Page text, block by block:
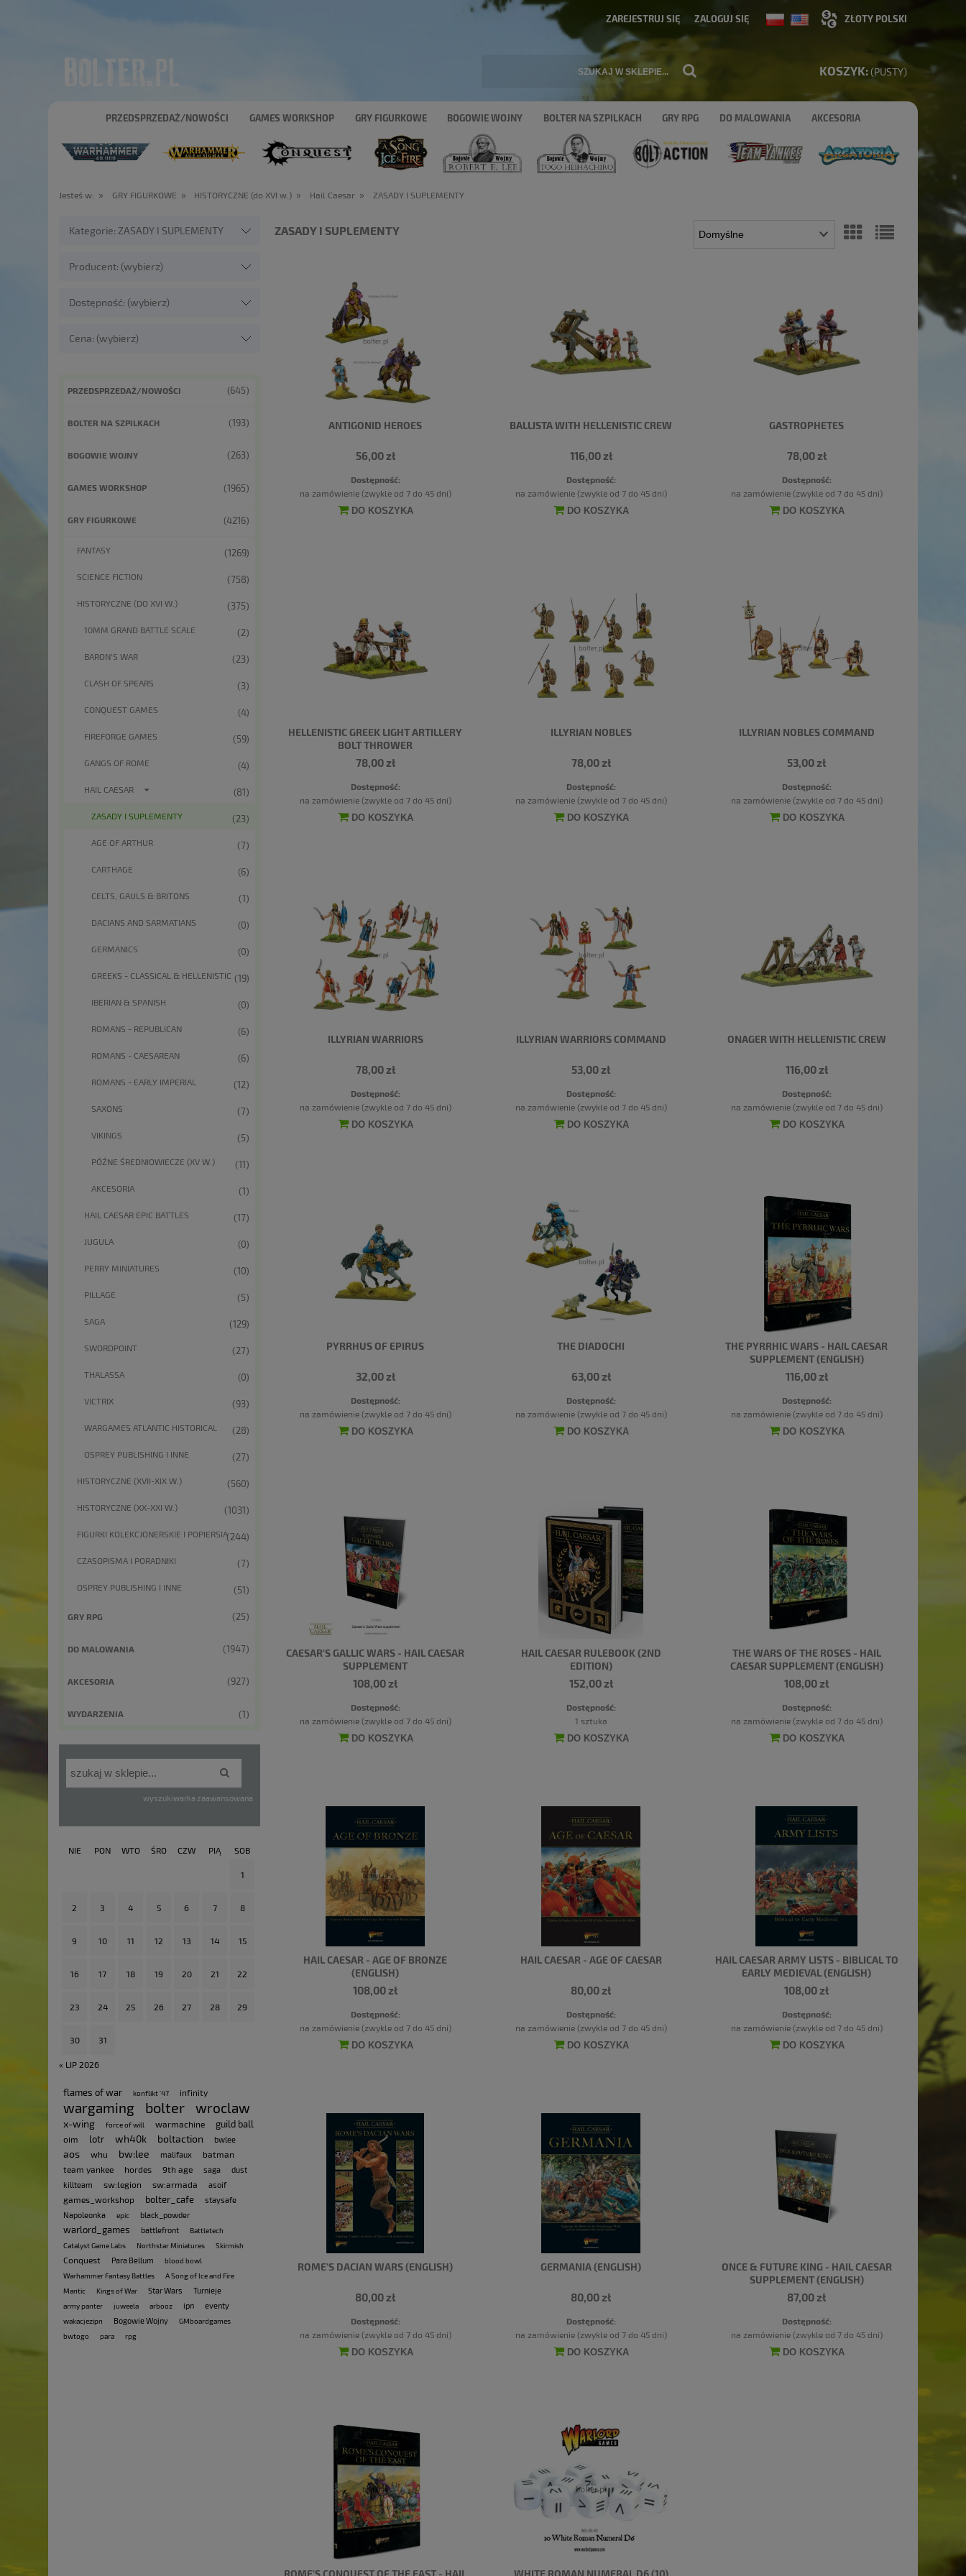
ZAREJESTRUJ SIĘ ZALOGUJ SIĘ
KOSZYK:(PUSTY)
PRZEDSPRZEDAŻ/NOWOŚCI GAMES WORKSHOP GRY FIGURKOWE BOGOWIE WOJNY BOLTER NA SZPILKACH GRY RPG DO MALOWANIA AKCESORIA
Jesteś w: » GRY FIGURKOWE » HISTORYCZNE (do XVI w.) » Hail Caesar » ZASADY I SUPLEMENTY
Kategorie: ZASADY I SUPLEMENTY
Producent: (wybierz)
Dostępność: (wybierz)
Cena: (wybierz)
PRZEDSPRZEDAŻ/NOWOŚCI (645)
BOLTER NA SZPILKACH (193)
BOGOWIE WOJNY (263)
GAMES WORKSHOP (1965)
GRY FIGURKOWE (4216)
FANTASY (1269)
SCIENCE FICTION (758)
HISTORYCZNE (DO XVI W.) (375)
10MM GRAND BATTLE SCALE (2)
BARON'S WAR (23)
CLASH OF SPEARS (3)
CONQUEST GAMES (4)
FIREFORGE GAMES (59)
GANGS OF ROME (4)
HAIL CAESAR (81)
ZASADY I SUPLEMENTY (23)
AGE OF ARTHUR (7)
CARTHAGE (6)
CELTS, GAULS & BRITONS (1)
DACIANS AND SARMATIANS (0)
GERMANICS (0)
GREEKS - CLASSICAL & HELLENISTIC (19)
IBERIAN & SPANISH (0)
ROMANS - REPUBLICAN (6)
ROMANS - CAESAREAN (6)
ROMANS - EARLY IMPERIAL (12)
SAXONS (7)
VIKINGS (5)
PÓŹNE ŚREDNIOWIECZE (XV W.) (11)
AKCESORIA (1)
HAIL CAESAR EPIC BATTLES (17)
JUGULA (0)
PERRY MINIATURES (10)
PILLAGE (5)
SAGA (129)
SWORDPOINT (27)
THALASSA (0)
VICTRIX (93)
WARGAMES ATLANTIC HISTORICAL (28)
OSPREY PUBLISHING I INNE (27)
HISTORYCZNE (XVII-XIX W.) (560)
HISTORYCZNE (XX-XXI W.) (1031)
FIGURKI KOLEKCJONERSKIE I POPIERSIA(244)
CZASOPISMA I PORADNIKI (7)
OSPREY PUBLISHING I INNE (51)
GRY RPG (25)
DO MALOWANIA (1947)
AKCESORIA (927)
WYDARZENIA (1)
wyszukiwarka zaawansowana
NIE PON WTO ŚRO CZW PIĄ SOB
1
2 3 4 5 6 7 8
9 10 11 12 13 14 15
16 17 18 19 20 21 22
23 24 25 26 27 28 29
30 31
« LIP 2026
flames of war konflikt '47 infinity
wargaming bolter wroclaw
x-wing force of will warmachine guild ball
oim lotr wh40k boltaction bwlee
aos whu bw:lee malifaux
batman
team yankee
hordes 9th age saga
dust
killteam
sw:legion sw:armada asoif
games_workshop bolter_cafe
staysafe
Napoleonka
epic black_powder
warlord_games battlefront
Battletech
Catalyst Game Labs
Northstar Miniatures Skirmish
Conquest Para Bellum
blood bowl
Warhammer Fantasy Battles
A Song of Ice and Fire
Mantic
Kings of War Star Wars Turnieje
army panter juweela arbooz ipn eventy
wakacjezipn Bogowie Wojny
GMboardgames
bwtogo
para rpg
ZASADY I SUPLEMENTY
ANTIGONID HEROES
56,00 zł
Dostępność:
na zamówienie (zwykle od 7 do 45 dni)
DO KOSZYKA
BALLISTA WITH HELLENISTIC CREW
116,00 zł
Dostępność:
na zamówienie (zwykle od 7 do 45 dni)
DO KOSZYKA
GASTROPHETES
78,00 zł
Dostępność:
na zamówienie (zwykle od 7 do 45 dni)
DO KOSZYKA
HELLENISTIC GREEK LIGHT ARTILLERY
BOLT THROWER
78,00 zł
Dostępność:
na zamówienie (zwykle od 7 do 45 dni)
DO KOSZYKA
ILLYRIAN NOBLES
78,00 zł
Dostępność:
na zamówienie (zwykle od 7 do 45 dni)
DO KOSZYKA
ILLYRIAN NOBLES COMMAND
53,00 zł
Dostępność:
na zamówienie (zwykle od 7 do 45 dni)
DO KOSZYKA
ILLYRIAN WARRIORS
78,00 zł
Dostępność:
na zamówienie (zwykle od 7 do 45 dni)
DO KOSZYKA
ILLYRIAN WARRIORS COMMAND
53,00 zł
Dostępność:
na zamówienie (zwykle od 7 do 45 dni)
DO KOSZYKA
ONAGER WITH HELLENISTIC CREW
116,00 zł
Dostępność:
na zamówienie (zwykle od 7 do 45 dni)
DO KOSZYKA
PYRRHUS OF EPIRUS
32,00 zł
Dostępność:
na zamówienie (zwykle od 7 do 45 dni)
DO KOSZYKA
THE DIADOCHI
63,00 zł
Dostępność:
na zamówienie (zwykle od 7 do 45 dni)
DO KOSZYKA
THE PYRRHIC WARS - HAIL CAESAR
SUPPLEMENT (ENGLISH)
116,00 zł
Dostępność:
na zamówienie (zwykle od 7 do 45 dni)
DO KOSZYKA
CAESAR'S GALLIC WARS - HAIL CAESAR
SUPPLEMENT
108,00 zł
Dostępność:
na zamówienie (zwykle od 7 do 45 dni)
DO KOSZYKA
HAIL CAESAR RULEBOOK (2ND
EDITION)
152,00 zł
Dostępność:
1 sztuka
DO KOSZYKA
THE WARS OF THE ROSES - HAIL
CAESAR SUPPLEMENT (ENGLISH)
108,00 zł
Dostępność:
na zamówienie (zwykle od 7 do 45 dni)
DO KOSZYKA
HAIL CAESAR - AGE OF BRONZE
(ENGLISH)
108,00 zł
Dostępność:
na zamówienie (zwykle od 7 do 45 dni)
DO KOSZYKA
HAIL CAESAR - AGE OF CAESAR
80,00 zł
Dostępność:
na zamówienie (zwykle od 7 do 45 dni)
DO KOSZYKA
HAIL CAESAR ARMY LISTS - BIBLICAL TO
EARLY MEDIEVAL (ENGLISH)
108,00 zł
Dostępność:
na zamówienie (zwykle od 7 do 45 dni)
DO KOSZYKA
ROME'S DACIAN WARS (ENGLISH)
80,00 zł
Dostępność:
na zamówienie (zwykle od 7 do 45 dni)
DO KOSZYKA
GERMANIA (ENGLISH)
80,00 zł
Dostępność:
na zamówienie (zwykle od 7 do 45 dni)
DO KOSZYKA
ONCE & FUTURE KING - HAIL CAESAR
SUPPLEMENT (ENGLISH)
87,00 zł
Dostępność:
na zamówienie (zwykle od 7 do 45 dni)
DO KOSZYKA
ROME'S CONQUEST OF THE EAST - HAIL WHITE ROMAN NUMERAL D6 (10)